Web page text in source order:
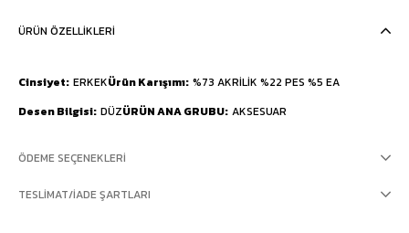
ÜRÜN ÖZELLIKLERI
Cinsiyet ERKEKÜrün Karışımı %73 AKRİLİK %22 PES %5 EA
Desen Bilgisi DÜZÜRÜN ANA GRUBU AKSESUAR
ÖDEME SEÇENEKLERI
TESLIMAT/İADE ŞARTLARI